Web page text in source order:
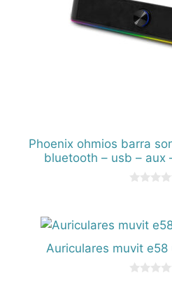
Phoenix ohmios barra
bluetooth – usb – aux
5
Auriculares muvit